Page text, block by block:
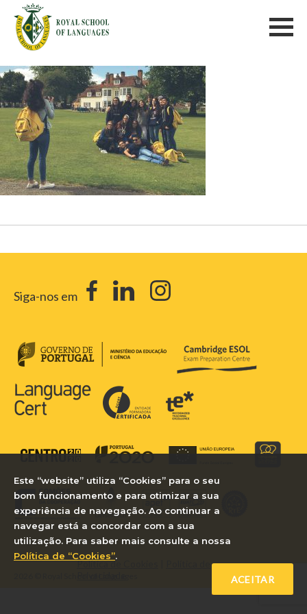
Siga-nos em
Política de Cookies
Este “website” utiliza “Cookies” para o seu
bom funcionamento e para otimizar a sua
experiência de navegação. Ao continuar a
navegar está a concordar com a sua
utilização. Para saber mais consulte a nossa
Política de “Cookies”.
ACEITAR